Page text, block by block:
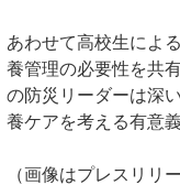
あわせて高校生によ
養管理の必要性を共
の防災リーダーは深
養ケアを考える有意
（画像はプレスリリ